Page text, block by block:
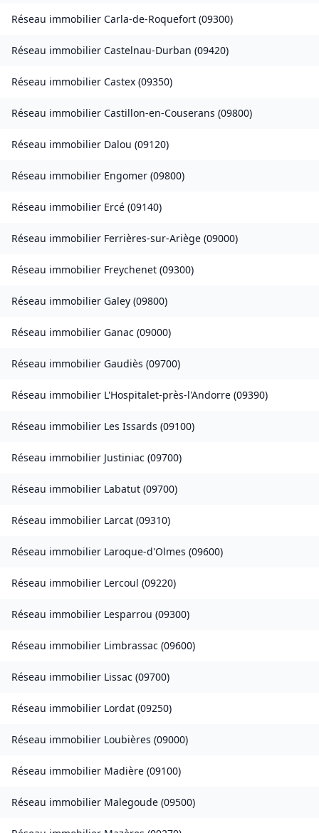
Réseau immobilier Carla-de-Roquefort (09300)
Réseau immobilier Castelnau-Durban (09420)
Réseau immobilier Castex (09350)
Réseau immobilier Castillon-en-Couserans (09800)
Réseau immobilier Dalou (09120)
Réseau immobilier Engomer (09800)
Réseau immobilier Ercé (09140)
Réseau immobilier Ferrières-sur-Ariège (09000)
Réseau immobilier Freychenet (09300)
Réseau immobilier Galey (09800)
Réseau immobilier Ganac (09000)
Réseau immobilier Gaudiès (09700)
Réseau immobilier L'Hospitalet-près-l'Andorre (09390)
Réseau immobilier Les Issards (09100)
Réseau immobilier Justiniac (09700)
Réseau immobilier Labatut (09700)
Réseau immobilier Larcat (09310)
Réseau immobilier Laroque-d'Olmes (09600)
Réseau immobilier Lercoul (09220)
Réseau immobilier Lesparrou (09300)
Réseau immobilier Limbrassac (09600)
Réseau immobilier Lissac (09700)
Réseau immobilier Lordat (09250)
Réseau immobilier Loubières (09000)
Réseau immobilier Madière (09100)
Réseau immobilier Malegoude (09500)